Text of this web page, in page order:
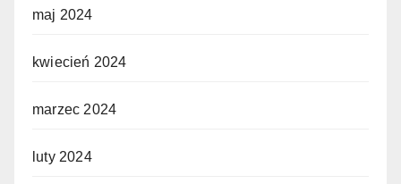
maj 2024
kwiecień 2024
marzec 2024
luty 2024